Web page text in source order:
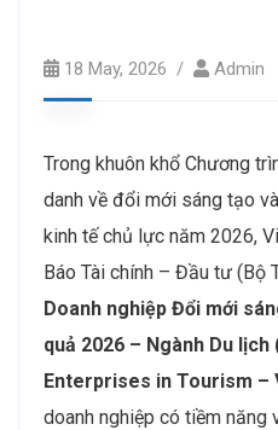
18 May, 2026 Admin
Trong khuôn khổ Chương
danh về đổi mới sáng tạo
kinh tế chủ lực năm 2026,
Báo Tài chính – Đầu tư (Bộ
Doanh nghiệp Đổi mới
quả 2026 – Ngành Du
Enterprises in Tourism –
doanh nghiệp có tiềm năng